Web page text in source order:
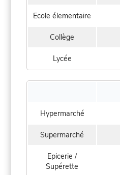
Ecole élementaire
Collège
Lycée
Hypermarché
Supermarché
Epicerie /
Supérette